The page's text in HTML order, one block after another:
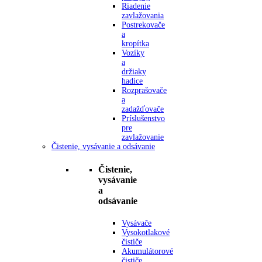
Riadenie
zavlažovania
Postrekovače
a
kropítka
Vozíky
a
držiaky
hadice
Rozprašovače
a
zadažďovače
Príslušenstvo
pre
zavlažovanie
Čistenie, vysávanie a odsávanie
Čistenie,
vysávanie
a
odsávanie
Vysávače
Vysokotlakové
čističe
Akumulátorové